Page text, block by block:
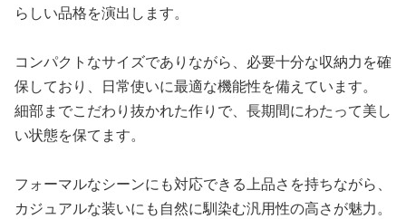
らしい品格を演出します。
コンパクトなサイズでありながら、必要十分な収納力を確
保しており、日常使いに最適な機能性を備えています。
細部までこだわり抜かれた作りで、長期間にわたって美し
い状態を保てます。
フォーマルなシーンにも対応できる上品さを持ちながら、
カジュアルな装いにも自然に馴染む汎用性の高さが魅力。